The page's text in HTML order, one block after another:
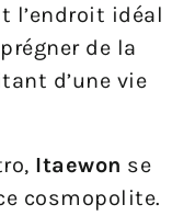
l’endroit idéal
de la
d’une vie
Itaewon se
cosmopolite.